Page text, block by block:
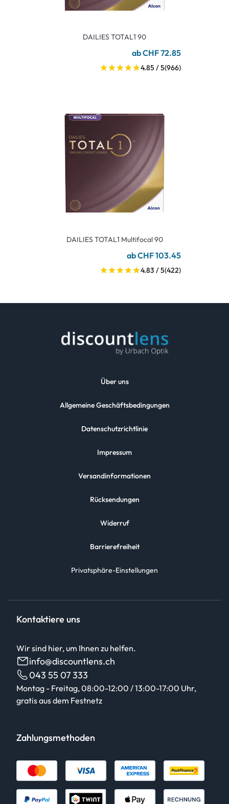
DAILIES TOTAL1 90
ab CHF 72.85
4.85 / 5(966)
DAILIES TOTAL1 Multifocal 90
ab CHF 103.45
4.83 / 5(422)
Über uns
Allgemeine Geschäftsbedingungen
Datenschutzrichtlinie
Impressum
Versandinformationen
Rücksendungen
Widerruf
Barrierefreiheit
Privatsphäre-Einstellungen
Kontaktiere uns
Wir sind hier, um Ihnen zu helfen.
info@discountlens.ch
043 55 07 333
Montag - Freitag, 08:00-12:00 / 13:00-17:00 Uhr,
gratis aus dem Festnetz
Zahlungsmethoden